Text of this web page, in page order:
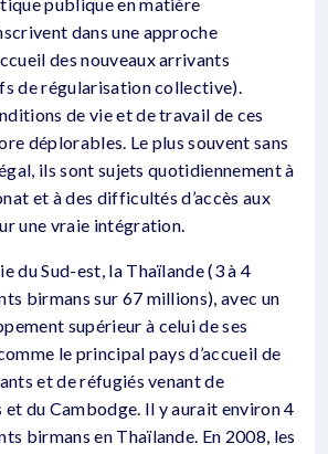
dans une approche
des nouveaux arrivants
de régularisation collective).
de vie et de travail de ces
déplorables. Le plus souvent sans
ils sont sujets quotidiennement à
et à des difficultés d’accès aux
une vraie intégration.
du Sud-est, la Thaïlande (3 à 4
birmans sur 67 millions), avec un
supérieur à celui de ses
le principal pays d’accueil de
et de réfugiés venant de
et du Cambodge. Il y aurait environ 4
birmans en Thaïlande. En 2008, les